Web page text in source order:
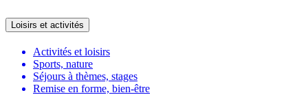
Loisirs et activités
Activités et loisirs
Sports, nature
Séjours à thèmes, stages
Remise en forme, bien-être